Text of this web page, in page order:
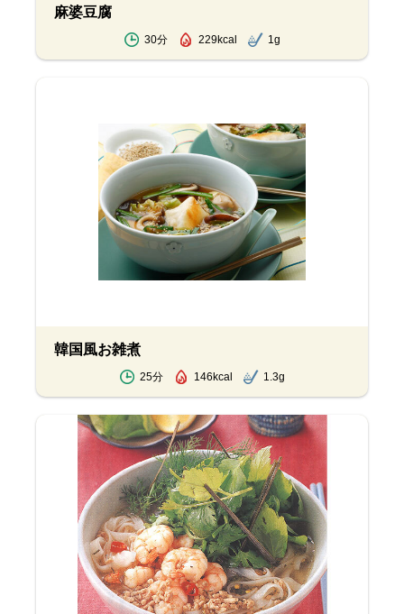
麻婆豆腐
30分 229kcal 1g
韓国風お雑煮
25分 146kcal 1.3g